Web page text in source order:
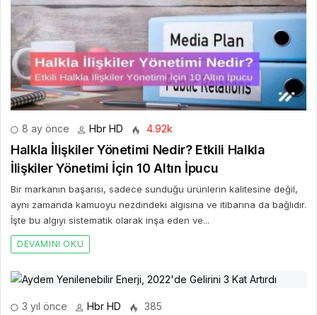
8 ay önce Hbr HD 4.92k
Halkla İlişkiler Yönetimi Nedir? Etkili Halkla
İlişkiler Yönetimi İçin 10 Altın İpucu
Bir markanın başarısı, sadece sunduğu ürünlerin kalitesine değil,
aynı zamanda kamuoyu nezdindeki algısına ve itibarına da bağlıdır.
İşte bu algıyı sistematik olarak inşa eden ve...
DEVAMINI OKU
3 yıl önce Hbr HD 385